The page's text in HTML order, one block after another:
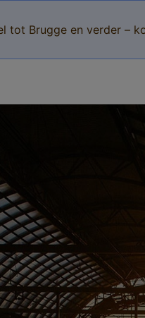
tot Brugge en verder –